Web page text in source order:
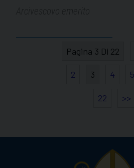
Pagina 3 Di 22
2 3 4 5
22 >>